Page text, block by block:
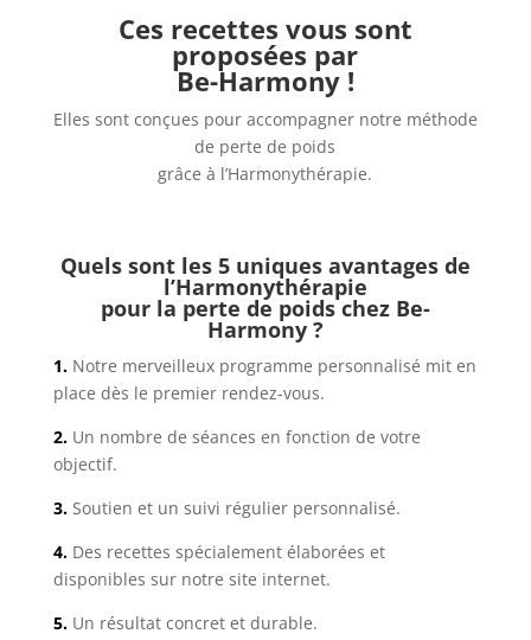
Ces recettes vous sont
proposées par
Be-Harmony !
Elles sont conçues pour accompagner notre méthode
de perte de poids
grâce à l’Harmonythérapie.
Quels sont les 5 uniques avantages de
l’Harmonythérapie
pour la perte de poids chez Be-
Harmony ?
1.Notre merveilleux programme personnalisé mit en
place dès le premier rendez-vous.
2.Un nombre de séances en fonction de votre
objectif.
3.Soutien et un suivi régulier personnalisé.
4.Des recettes spécialement élaborées et
disponibles sur notre site internet.
5.Un résultat concret et durable.